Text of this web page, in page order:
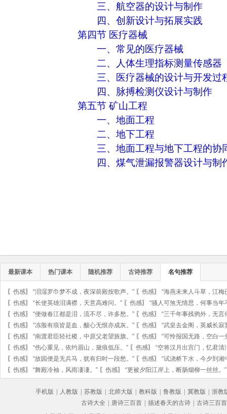
三、航空器的设计与制作
四、创新设计与拓展实践
第四节 医疗器械
一、常见的医疗器械
二、人体生理指标测量传感器
三、医疗器械的设计与开发过
四、脉搏检测仪设计与制作
第五节 矿山工程
一、地面工程
二、地下工程
三、地面工程与地下工程的协
四、煤气泄漏报警器设计与制
最新课本 热门课本 随机推荐 古诗推荐 名句推荐
〖 伤感〗 “泪湿罗巾梦不成，夜深前殿按歌声。” 〖 伤感〗 “海燕未来人斗草，江
〖 伤感〗 “长使英雄泪满襟，天意高难问。” 〖 伤感〗 “骚人可煞无情思，何事当年
〖 伤感〗 “便做春江都是泪，流不尽，许多愁。” 〖 伤感〗 “三千年事残鸦外，无言
〖 伤感〗 “冻脸有痕皆是血，酸心无恨亦成灰。” 〖 伤感〗 “武皇去金阁，英威长寂
〖 伤感〗 “南渡君臣轻社稷，中原父老望旌旗。” 〖 伤感〗 “可怜报国无路，空白一
〖 伤感〗 “伤心重见，依约眉山，黛痕低压。” 〖 伤感〗 “空将汉月出宫门，忆君清
〖 伤感〗 “故园便是无兵马，犹有归时一段愁。” 〖 伤感〗 “试浇桥下水，今夕到湘
〖 伤感〗 “舞殿冷袖，风雨凄凄。” 〖 伤感〗 “更被夕阳江岸上，断肠烟柳一丝丝。”
手机版 人教版 苏教版 北师大版 教科版 鲁教版 冀教版
浙教
古诗大全
唐诗三百首 描述春天的古诗
古诗三百首